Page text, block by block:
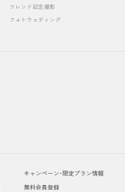
フレンド記念撮影
フォトウェディング
キャンペーン･限定プラン情報
無料会員登録